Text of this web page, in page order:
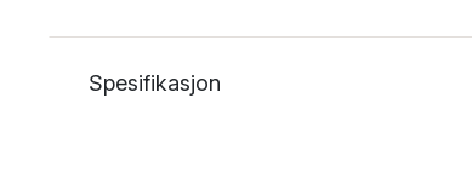
Spesifikasjon